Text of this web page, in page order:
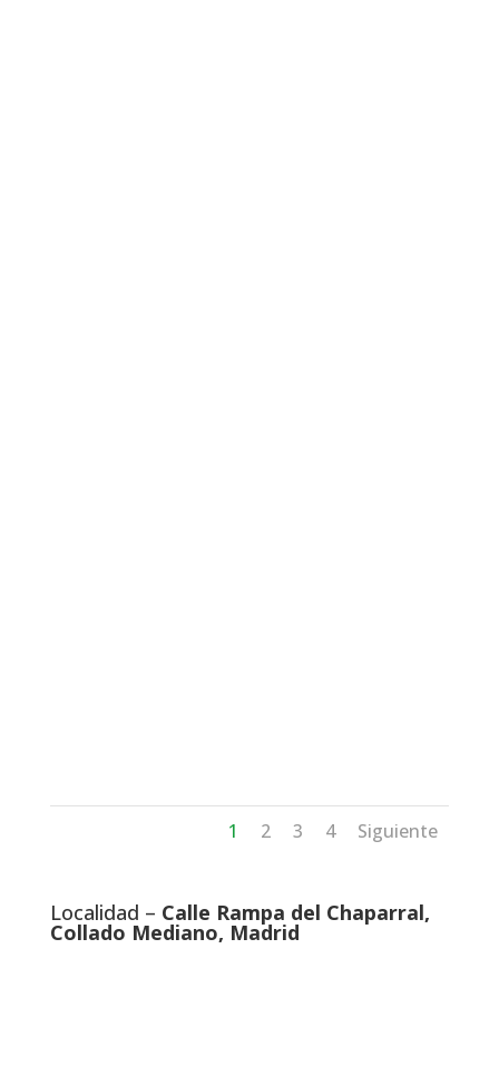
1 2 3 4 Siguiente
Localidad – Calle Rampa del Chaparral,
Collado Mediano, Madrid